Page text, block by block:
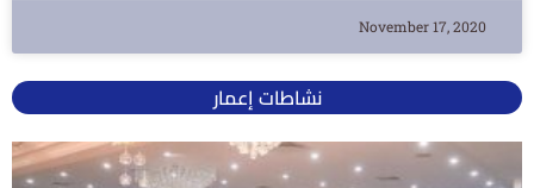
November 17, 2020
نشاطات إعمار